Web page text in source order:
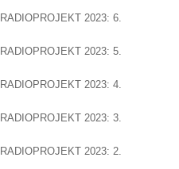
RADIOPROJEKT 2023: 6.
RADIOPROJEKT 2023: 5.
RADIOPROJEKT 2023: 4.
RADIOPROJEKT 2023: 3.
RADIOPROJEKT 2023: 2.